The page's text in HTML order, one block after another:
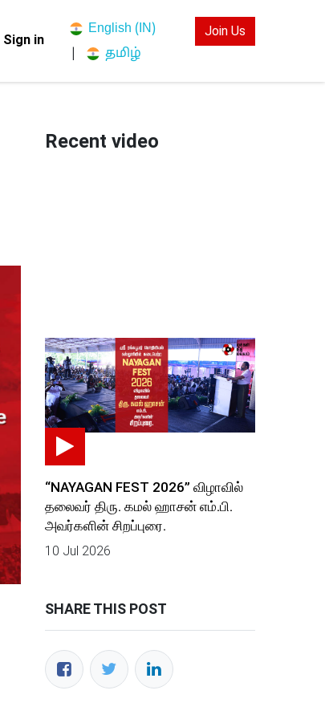
Sign in
English (IN)
தமிழ்
Join Us
Recent video
“NAYAGAN FEST 2026” விழாவில்
தலைவர் திரு. கமல் ஹாசன் எம்.பி.
அவர்களின் சிறப்புரை.
10 Jul 2026
SHARE THIS POST